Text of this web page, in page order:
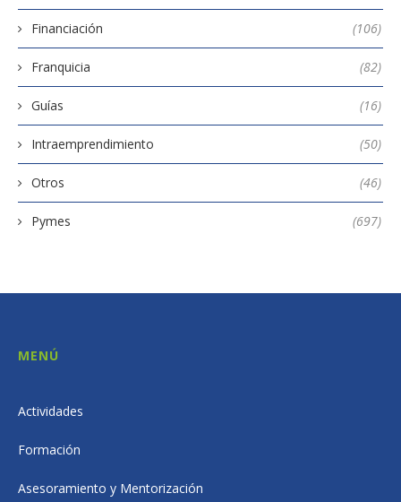
Financiación (106)
Franquicia (82)
Guías (16)
Intraemprendimiento (50)
Otros (46)
Pymes (697)
MENÚ
Actividades
Formación
Asesoramiento y Mentorización